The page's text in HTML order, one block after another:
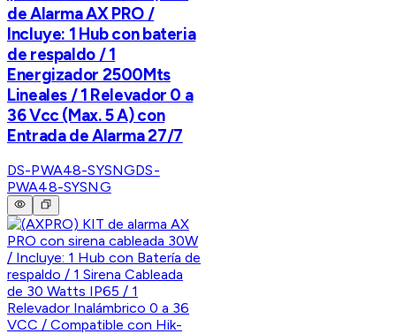
de Alarma AX PRO /
Incluye: 1 Hub con bateria
de respaldo / 1
Energizador 2500Mts
Lineales / 1 Relevador 0 a
36 Vcc (Max. 5 A) con
Entrada de Alarma 27/7
DS-PWA48-SYSNGDS-
PWA48-SYSNG